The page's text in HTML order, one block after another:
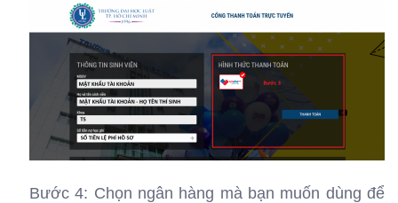
Bước 4: Chọn ngân hàng mà bạn muốn dùng để